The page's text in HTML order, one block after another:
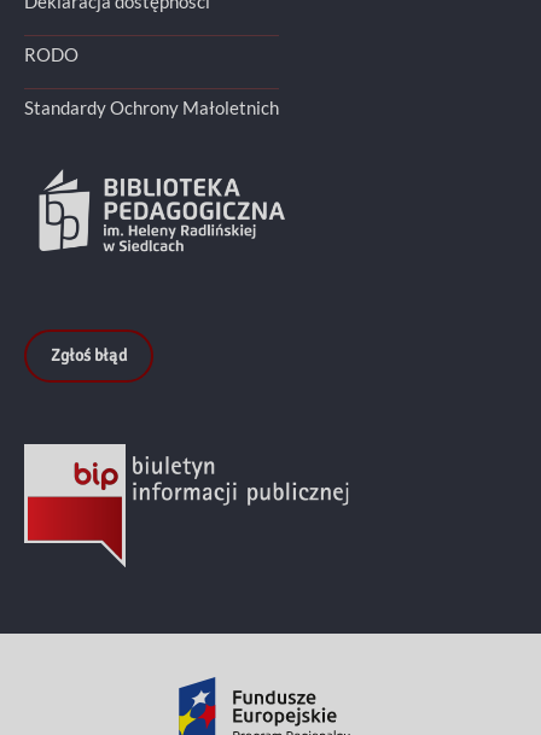
RODO
Standardy Ochrony Małoletnich
Zgłoś błąd